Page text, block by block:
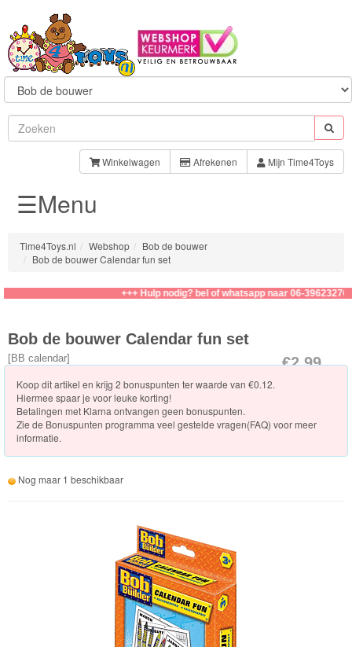
Winkelwagen Afrekenen Mijn Time4Toys
Sylvanian
Families
Aquabeads
Baby
Born
Baby
Knuffels
Schleich
Enchantimals
Shimmer
&
☰Menu
Time4Toys.nl Webshop
Bob de bouwer
Bob de bouwer Calendar fun set
+++ Hulp nodig? bel of whatsapp naar 06-39623276
€2.99
Bob de bouwer Calendar fun set
[BB calendar]
Koop dit artikel en krijg 2 bonuspunten ter waarde van €0.12.
Hiermee spaar je voor leuke korting!
Betalingen met Klarna ontvangen geen bonuspunten.
Zie de Bonuspunten programma veel gestelde vragen(FAQ) voor meer
informatie.
Nog maar 1 beschikbaar